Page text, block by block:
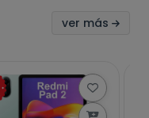
ver más